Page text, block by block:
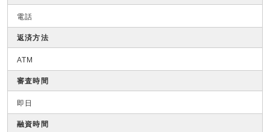
電話
返済方法
ATM
審査時間
即日
融資時間